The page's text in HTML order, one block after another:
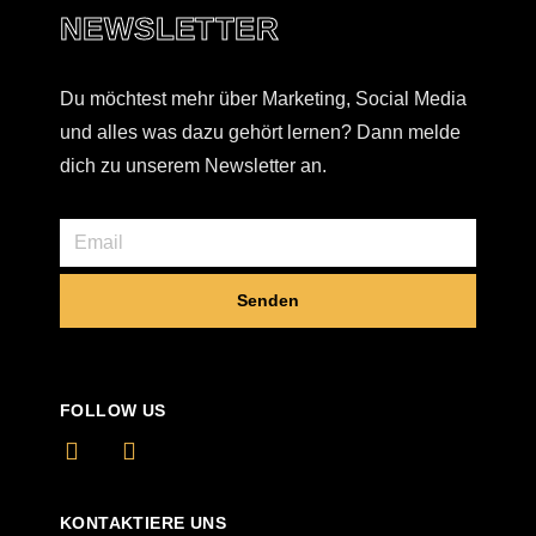
NEWSLETTER
Du möchtest mehr über Marketing, Social Media
und alles was dazu gehört lernen? Dann melde
dich zu unserem Newsletter an.
Senden
FOLLOW US
KONTAKTIERE UNS